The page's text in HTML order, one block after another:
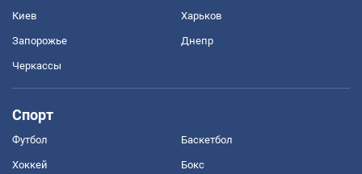
Киев Харьков
Запорожье Днепр
Черкассы
Спорт
Футбол Баскетбол
Хоккей Бокс